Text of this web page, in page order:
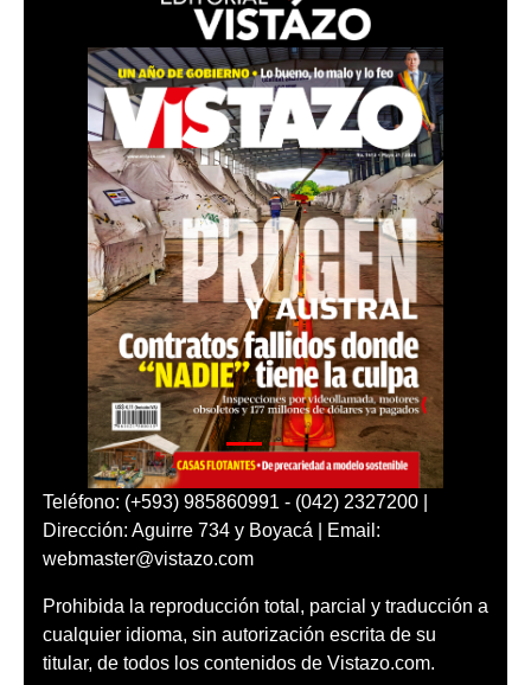
Teléfono: (+593) 985860991 - (042) 2327200 |
Dirección: Aguirre 734 y Boyacá | Email:
webmaster@vistazo.com
Prohibida la reproducción total, parcial y traducción a
cualquier idioma, sin autorización escrita de su
titular, de todos los contenidos de Vistazo.com.